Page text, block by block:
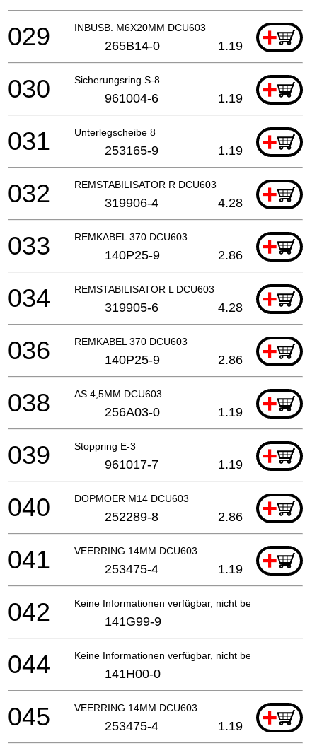
INBUSB. M6X20MM DCU603 +
029 265B14-0 1.19
Sicherungsring S-8 +
030 961004-6 1.19
Unterlegscheibe 8 +
031 253165-9 1.19
REMSTABILISATOR R DCU603 +
032 319906-4 4.28
REMKABEL 370 DCU603 +
033 140P25-9 2.86
REMSTABILISATOR L DCU603 +
034 319905-6 4.28
REMKABEL 370 DCU603 +
036 140P25-9 2.86
AS 4,5MM DCU603 +
038 256A03-0 1.19
Stoppring E-3 +
039 961017-7 1.19
DOPMOER M14 DCU603 +
040 252289-8 2.86
VEERRING 14MM DCU603 +
041 253475-4 1.19
Keine Informationen verfügbar, nicht bestellbar
042 141G99-9
Keine Informationen verfügbar, nicht bestellbar
044 141H00-0
VEERRING 14MM DCU603 +
045 253475-4 1.19